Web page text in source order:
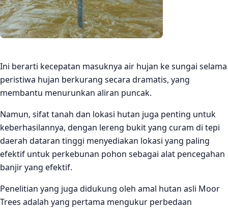
Ini berarti kecepatan masuknya air hujan ke sungai selama
peristiwa hujan berkurang secara dramatis, yang
membantu menurunkan aliran puncak.
Namun, sifat tanah dan lokasi hutan juga penting untuk
keberhasilannya, dengan lereng bukit yang curam di tepi
daerah dataran tinggi menyediakan lokasi yang paling
efektif untuk perkebunan pohon sebagai alat pencegahan
banjir yang efektif.
Penelitian yang juga didukung oleh amal hutan asli Moor
Trees adalah yang pertama mengukur perbedaan